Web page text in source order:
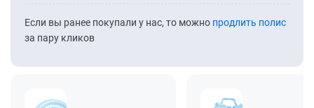
Если вы ранее покупали у нас, то можно продлить полис
за пару кликов